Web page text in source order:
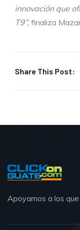
innovación que
T9”, finaliza
Share This Post:
Apoyamos a los